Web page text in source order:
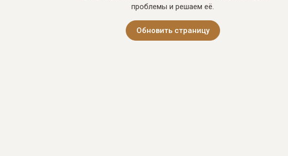
проблемы и решаем её.
Обновить страницу